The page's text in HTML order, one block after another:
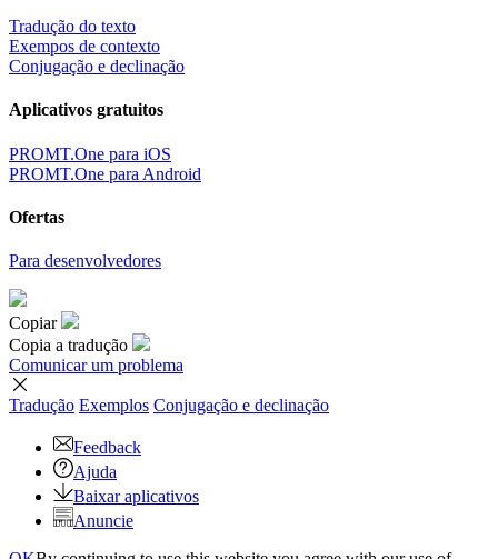
Tradução do texto
Exempos de contexto
Conjugação e declinação
Aplicativos gratuitos
PROMT.One para iOS
PROMT.One para Android
Ofertas
Para desenvolvedores
Copiar
Copia a tradução
Comunicar um problema
Tradução Exemplos Conjugação e declinação
Feedback
Ajuda
Baixar aplicativos
Anuncie